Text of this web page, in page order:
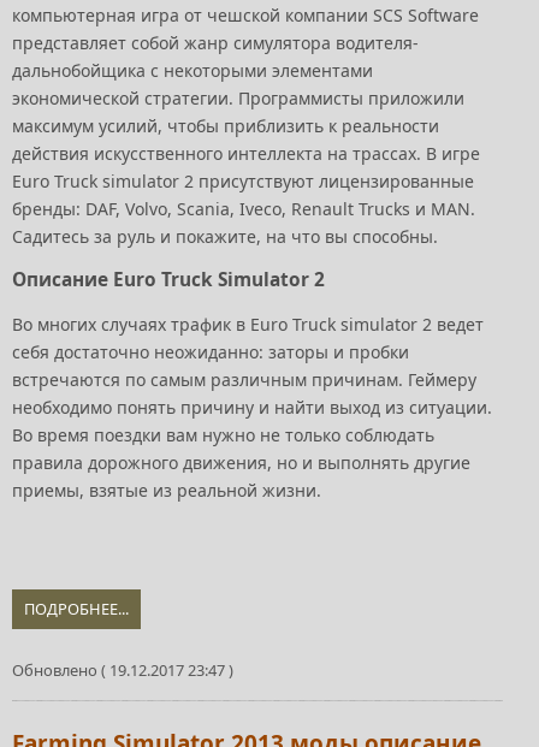
компьютерная игра от чешской компании SCS Software
представляет собой жанр симулятора водителя-
дальнобойщика с некоторыми элементами
экономической стратегии. Программисты приложили
максимум усилий, чтобы приблизить к реальности
действия искусственного интеллекта на трассах. В игре
Euro Truck simulator 2 присутствуют лицензированные
бренды: DAF, Volvo, Scania, Iveco, Renault Trucks и MAN.
Садитесь за руль и покажите, на что вы способны.
Описание Euro Truck Simulator 2
Во многих случаях трафик в Euro Truck simulator 2 ведет
себя достаточно неожиданно: заторы и пробки
встречаются по самым различным причинам. Геймеру
необходимо понять причину и найти выход из ситуации.
Во время поездки вам нужно не только соблюдать
правила дорожного движения, но и выполнять другие
приемы, взятые из реальной жизни.
ПОДРОБНЕЕ...
Обновлено ( 19.12.2017 23:47 )